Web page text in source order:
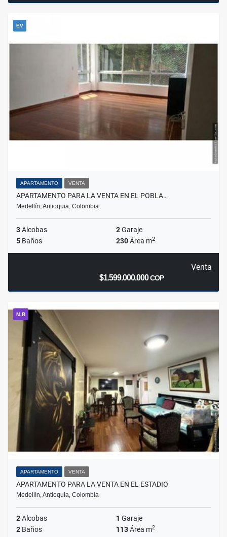
EV
APARTAMENTO VENTA
APARTAMENTO PARA LA VENTA EN EL POBLA…
Medellín, Antioquia, Colombia
3Alcobas 2Garaje
5 Baños 230Área m2
Venta
$1.599.000.000COP
M.R
APARTAMENTO VENTA
APARTAMENTO PARA LA VENTA EN EL ESTADIO
Medellín, Antioquia, Colombia
2Alcobas 1 Garaje
2 Baños 113Área m2